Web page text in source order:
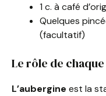
1 c. à café
Quelques
(facultatif)
Le rôle de
L’aubergine est la